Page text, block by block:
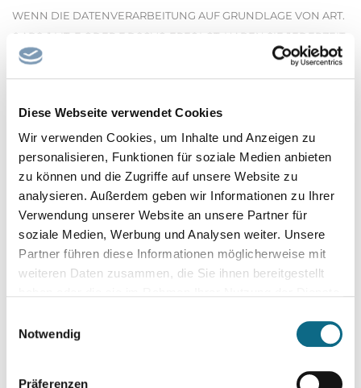
Diese Webseite verwendet Cookies
Wir verwenden Cookies, um Inhalte und Anzeigen zu
personalisieren, Funktionen für soziale Medien anbieten
zu können und die Zugriffe auf unsere Website zu
analysieren. Außerdem geben wir Informationen zu Ihrer
Verwendung unserer Website an unsere Partner für
soziale Medien, Werbung und Analysen weiter. Unsere
Partner führen diese Informationen möglicherweise mit
weiteren Daten zusammen, die Sie ihnen bereitgestellt
Notwendig
Präferenzen
WENN DIE DATENVERARBEITUNG AUF GRUNDLAGE VON ART.
6 ABS. 1 LIT. E ODER F DSGVO ERFOLGT, HABEN SIE JEDERZEIT
DAS RECHT, AUS GRÜNDEN, DIE SICH AUS IHRER
BESONDEREN SITUATION ERGEBEN, GEGEN DIE
WIDERSPRUCH EINZULEGEN; DIES GILT AUCH FÜR EIN AUF
DIESE BESTIMMUNGEN GESTÜTZTES PROFILING. DIE
JEWEILIGE RECHTSGRUNDLAGE, AUF DENEN EINE
VERARBEITUNG BERUHT, ENTNEHMEN SIE DIESER
DATENSCHUTZERKLÄRUNG. WENN SIE WIDERSPRUCH
EINLEGEN, WERDEN WIR IHRE BETROFFENEN
ES SEI DENN, WIR KÖNNEN ZWINGENDE SCHUTZWÜRDIGE
DIE VERARBEITUNG DIENT DER GELTENDMACHUNG,
AUSÜBUNG ODER VERTEIDIGUNG VON RECHTSANSPRÜCHEN